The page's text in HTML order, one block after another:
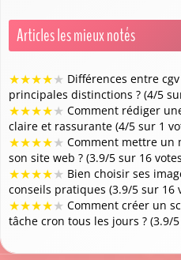
Articles les mieux notés
★★★★★ Différences entre
principales distinctions ? (4/5
★★★★★ Comment rédiger
claire et rassurante (4/5 sur 1
★★★★★ Comment mettre un
son site web ? (3.9/5 sur 16
★★★★★ Bien choisir ses
conseils pratiques (3.9/5 sur 16
★★★★★ Comment créer un
tâche cron tous les jours ? (3.9/